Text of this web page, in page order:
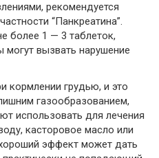
рекомендуется
“Панкреатина”.
более 1 — 3 таблеток,
могут вызвать нарушение
кормлении грудью, и это
газообразованием,
использовать для лечения
касторовое масло или
эффект может дать